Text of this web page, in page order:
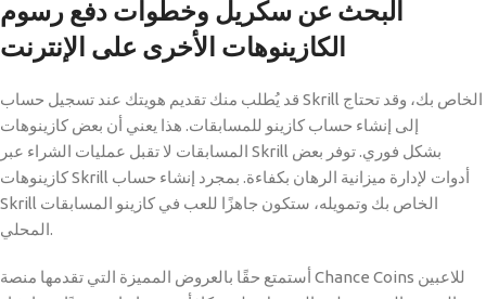
البحث عن سكريل وخطوات دفع رسوم
الكازينوهات الأخرى على الإنترنت
قد يُطلب منك تقديم هويتك عند تسجيل حساب Skrill الخاص بك، وقد تحتاج
إلى إنشاء حساب كازينو للمسابقات. هذا يعني أن بعض كازينوهات
المسابقات لا تقبل عمليات الشراء عبر Skrill بشكل فوري. توفر بعض
كازينوهات Skrill أدوات لإدارة ميزانية الرهان بكفاءة. بمجرد إنشاء حساب
Skrill الخاص بك وتمويله، ستكون جاهزًا للعب في كازينو المسابقات
المحلي.
أستمتع حقًا بالعروض المميزة التي تقدمها منصة Chance Coins للاعبين